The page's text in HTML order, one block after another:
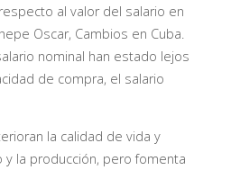
al valor del salario en
Oscar, Cambios en Cuba.
nominal han estado lejos
de compra, el salario
la calidad de vida y
la producción, pero fomenta